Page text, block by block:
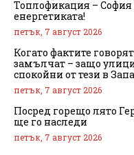
Топлофикация – София
енергетиката!
петък, 7 август 2026
Когато фактите
замълчат – защо
спокойни от тези в
петък, 7 август 2026
Посред горещо лято
ще го наследи
петък, 7 август 2026